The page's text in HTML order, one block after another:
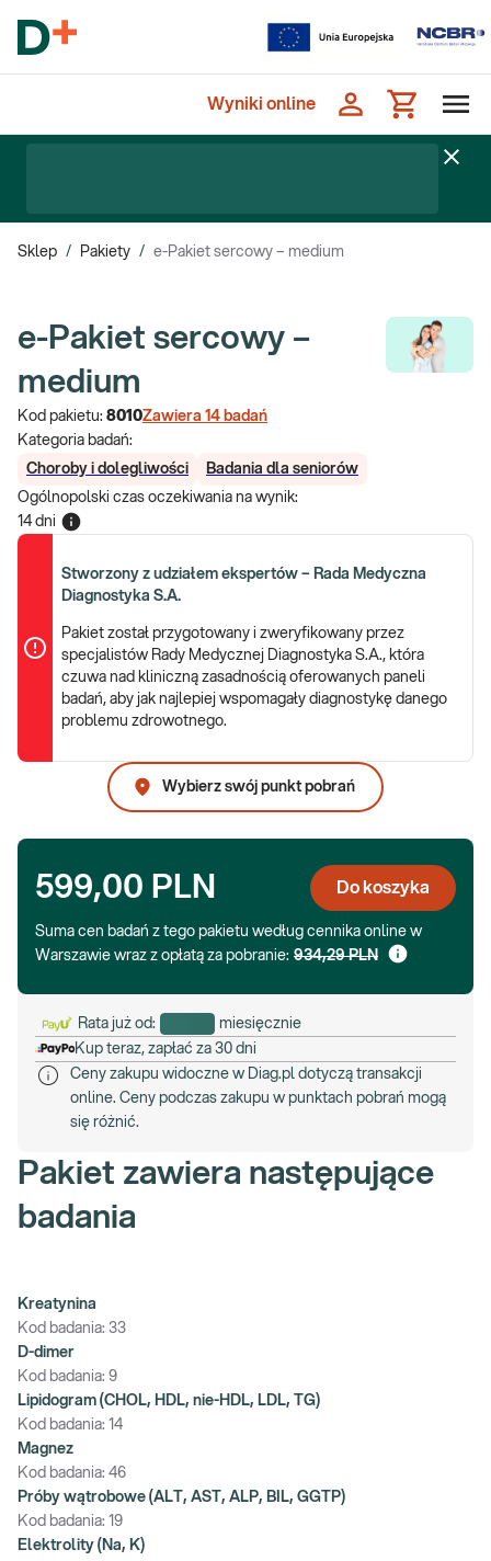
Wyniki online
Sklep / Pakiety / e-Pakiet sercowy – medium
e-Pakiet sercowy –
medium
Kod pakietu: 8010Zawiera 14 badań
Kategoria badań:
Choroby i dolegliwości
Badania dla seniorów
Ogólnopolski czas oczekiwania na wynik:
14 dni
Stworzony z udziałem ekspertów – Rada Medyczna
Diagnostyka S.A.
Pakiet został przygotowany i zweryfikowany przez
specjalistów Rady Medycznej Diagnostyka S.A., która
czuwa nad kliniczną zasadnością oferowanych paneli
badań, aby jak najlepiej wspomagały diagnostykę danego
problemu zdrowotnego.
Wybierz swój punkt pobrań
599,00 PLN Do koszyka
Suma cen badań z tego pakietu według cennika online w
Warszawie wraz z opłatą za pobranie: 934,29 PLN
Rata już od:
miesięcznie
Kup teraz, zapłać za 30 dni
Ceny zakupu widoczne w Diag.pl dotyczą transakcji
online. Ceny podczas zakupu w punktach pobrań mogą
się różnić.
Pakiet zawiera następujące
badania
Kreatynina
Kod badania: 33
D-dimer
Kod badania: 9
Lipidogram (CHOL, HDL, nie-HDL, LDL, TG)
Kod badania: 14
Magnez
Kod badania: 46
Próby wątrobowe (ALT, AST, ALP, BIL, GGTP)
Kod badania: 19
Elektrolity (Na, K)